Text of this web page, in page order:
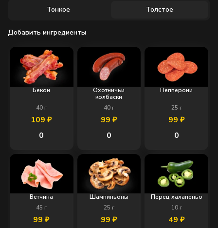
Тонкое Толстое
Добавить ингредиенты
Бекон
40 г
109₽
0
Охотничьи
колбаски
40г
99 ₽
0
Пепперони
25 г
99 ₽
0
Ветчина
45 г
99₽
Шампиньоны
25 г
99 ₽
Перец халапеньо
10г
49 ₽